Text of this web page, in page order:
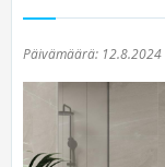
Päivämäärä: 12.8.2024